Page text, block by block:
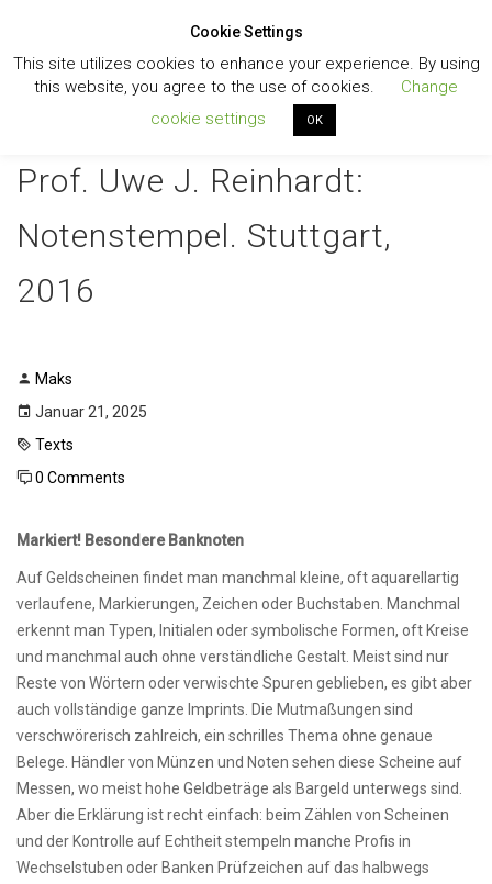
Prof. Uwe J. Reinhardt:
Notenstempel. Stuttgart,
2016
Maks
Januar 21, 2025
Texts
0 Comments
Markiert! Besondere Banknoten
Auf Geldscheinen findet man manchmal kleine, oft aquarellartig
verlaufene, Markierungen, Zeichen oder Buchstaben. Manchmal
erkennt man Typen, Initialen oder symbolische Formen, oft Kreise
und manchmal auch ohne verständliche Gestalt. Meist sind nur
Reste von Wörtern oder verwischte Spuren geblieben, es gibt aber
auch vollständige ganze Imprints. Die Mutmaßungen sind
verschwörerisch zahlreich, ein schrilles Thema ohne genaue
Belege. Händler von Münzen und Noten sehen diese Scheine auf
Messen, wo meist hohe Geldbeträge als Bargeld unterwegs sind.
Aber die Erklärung ist recht einfach: beim Zählen von Scheinen
und der Kontrolle auf Echtheit stempeln manche Profis in
Wechselstuben oder Banken Prüfzeichen auf das halbwegs
Cookie Settings
This site utilizes cookies to enhance your experience. By using
this website, you agree to the use of cookies.
Change
cookie settings
OK